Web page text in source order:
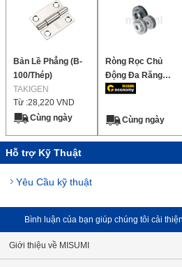
Bản Lề Phẳng (B-
100/Thép)
TAKIGEN
Từ :28,220 VND
Cùng ngày
Ròng Rọc Chủ
Động Đa Răng
xoắn cao/S5M
Cùng ngày
Hỗ trợ Kỹ Thuật
Yêu Cầu kỹ thuật
Bình luận của bạn giúp chúng tôi cải
Giới thiệu về MISUMI